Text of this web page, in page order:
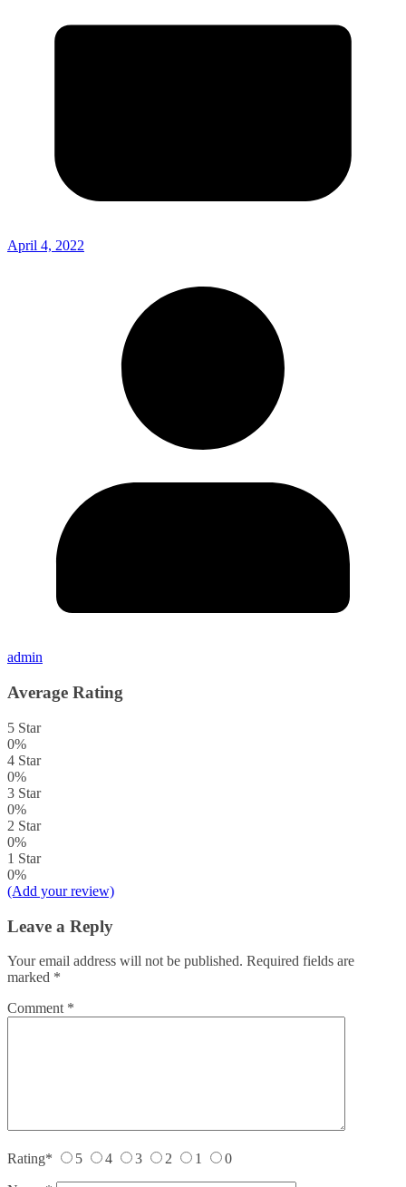
April 4, 2022
admin
Average Rating
5 Star
0%
4 Star
0%
3 Star
0%
2 Star
0%
1 Star
0%
(Add your review)
Leave a Reply
Your email address will not be published. Required fields are
marked *
Comment *
Rating* 5 4 3 2 1 0